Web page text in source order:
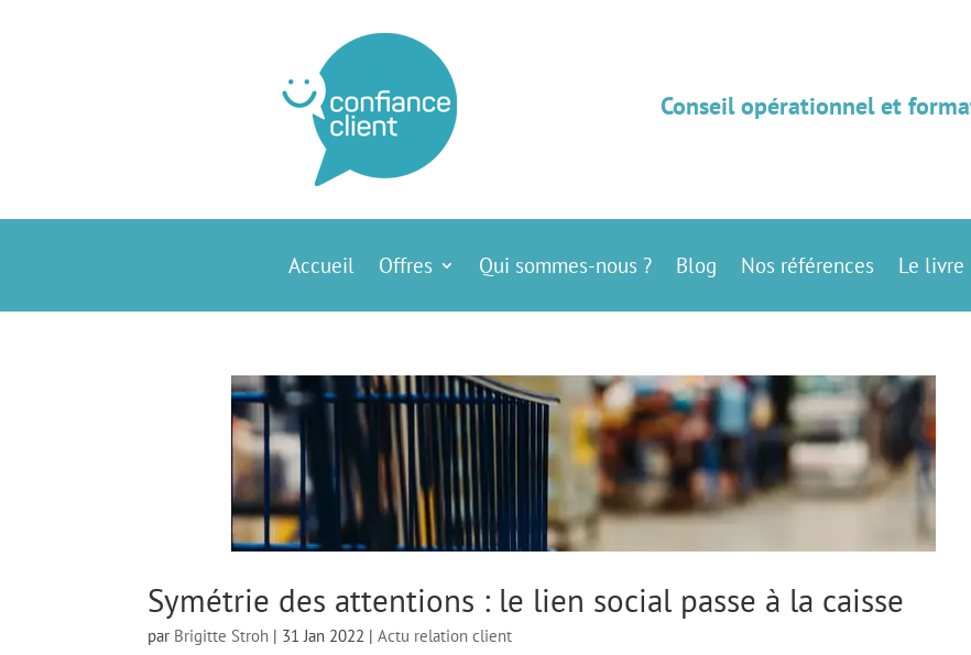
Conseil opérationnel et
Accueil Offres Qui sommes-nous ? Blog Nos références Le livre
Symétrie des attentions : le lien social passe à la caisse
par Brigitte Stroh | 31 Jan 2022 |Actu relation client